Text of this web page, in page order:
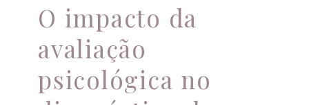
O impacto da
avaliação
psicológica no